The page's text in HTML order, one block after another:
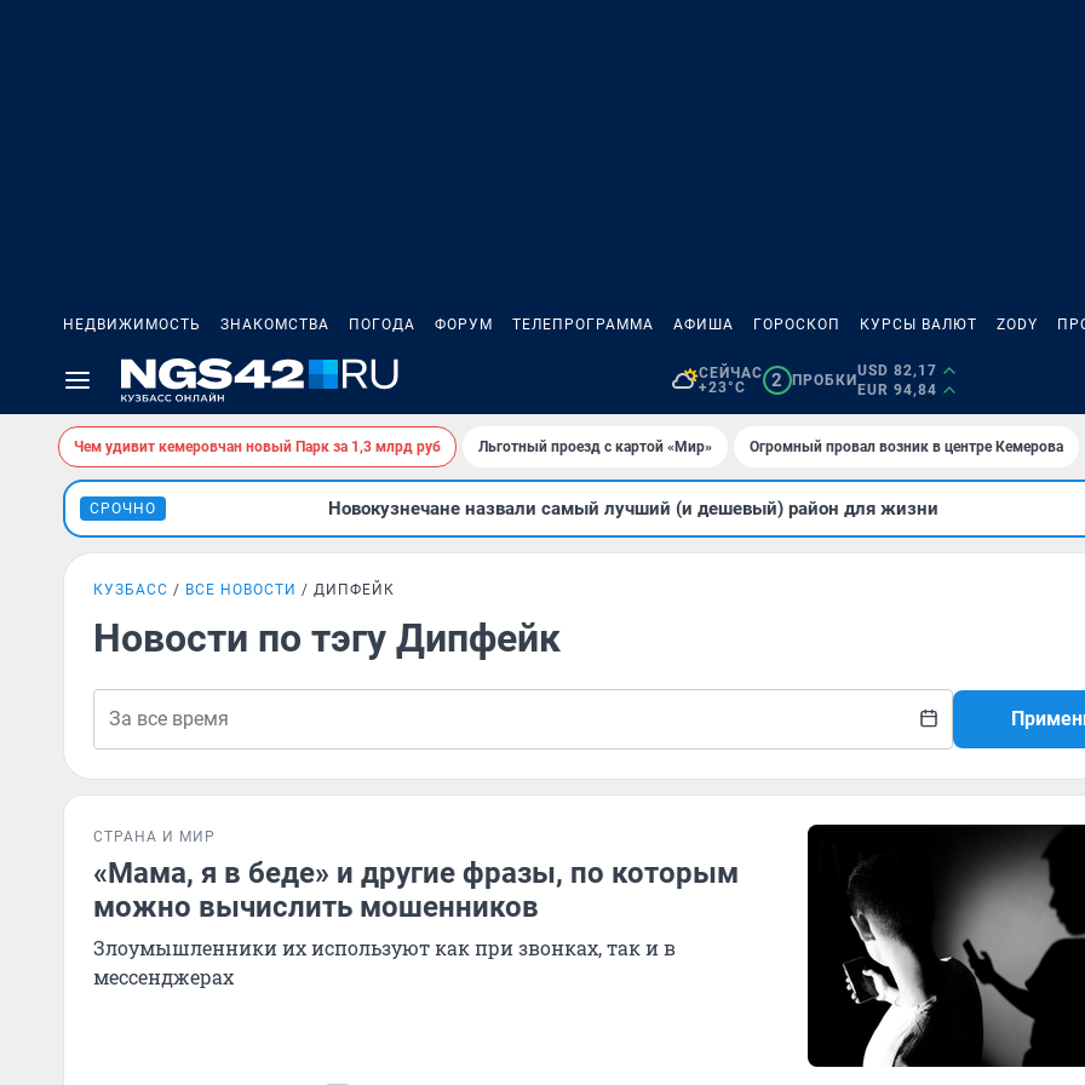
НЕДВИЖИМОСТЬ ЗНАКОМСТВА ПОГОДА ФОРУМ ТЕЛЕПРОГРАММА АФИША ГОРОСКОП КУРСЫ ВАЛЮТ ZODY
СЕЙЧАС
+23°C
2 ПРОБКИ
USD 82,17
EUR 94,84
Чем удивит кемеровчан новый Парк за 1,3 млрд руб Льготный проезд с картой «Мир» Огромный провал возник в центре Кемерова
СРОЧНО Новокузнечане назвали самый лучший (и дешевый) район для жизни
КУЗБАСС ВСЕ НОВОСТИ ДИПФЕЙК
Новости по тэгу Дипфейк
СТРАНА И МИР
«Мама, я в беде» и другие фразы, по которым
можно вычислить мошенников
Злоумышленники их используют как при звонках, так и в
мессенджерах